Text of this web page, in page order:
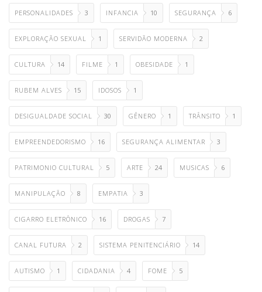
PERSONALIDADES 3 INFANCIA 10 SEGURANÇA 6
EXPLORAÇÃO SEXUAL 1 SERVIDÃO MODERNA 2
CULTURA 14 FILME 1 OBESIDADE 1
RUBEM ALVES 15 IDOSOS 1
DESIGUALDADE SOCIAL 30 GÊNERO 1 TRÂNSITO 1
EMPREENDEDORISMO 16 SEGURANÇA ALIMENTAR 3
PATRIMONIO CULTURAL 5 ARTE 24 MUSICAS 6
MANIPULAÇÃO 8 EMPATIA 3
CIGARRO ELETRÔNICO 16 DROGAS 7
CANAL FUTURA 2 SISTEMA PENITENCIÁRIO 14
AUTISMO 1 CIDADANIA 4 FOME 5